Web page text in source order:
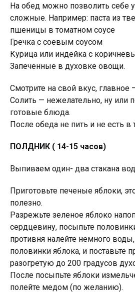
На обед можно позволить себе
сложные. Например: паста из
пшеницы в томатном соусе
Гречка с соевым соусом
Курица или индейка с
Запеченные в духовке овощи.
Смотрите на свой вкус, главное
Солить — нежелательно, ну или
готовые блюда.
После обеда не пить и не есть в
ПОЛДНИК ( 14-15 часов)
Выпиваем один- два стакана
Приготовьте печеные яблоки,
полезно.
Разрежьте зеленое яблоко
сердцевину, посыпьте
противня налейте немного
половинки яблока, и поставьте
разогретую до 200 градусов
После посыпьте яблоки
полейте медом (по желанию).